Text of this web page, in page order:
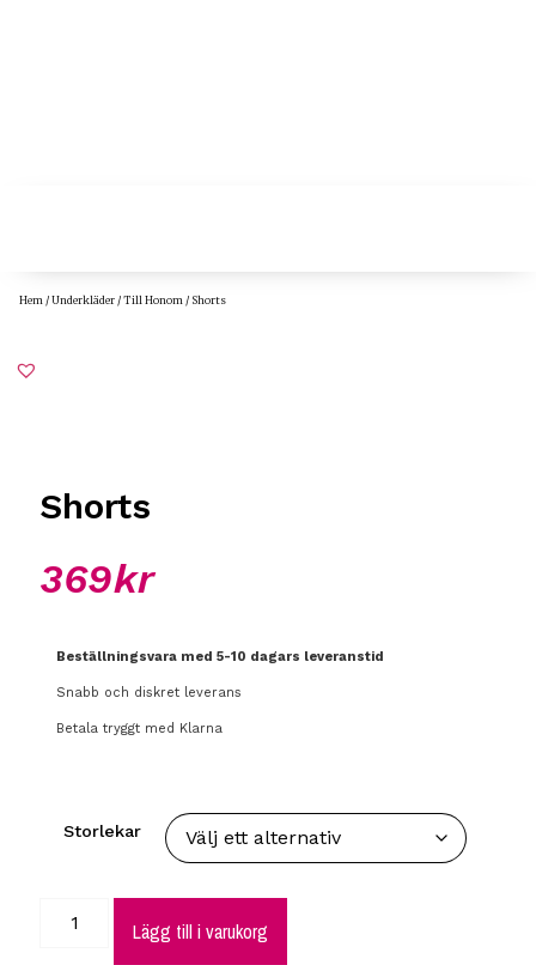
Hem /Underkläder /Till Honom / Shorts
Shorts
369kr
Beställningsvara med 5-10 dagars leveranstid
Snabb och diskret leverans
Betala tryggt med Klarna
Storlekar
Lägg till i varukorg